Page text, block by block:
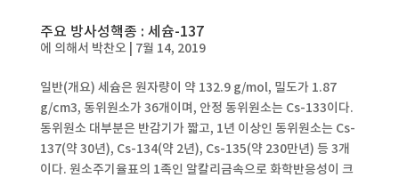
주요 방사성핵종 : 세슘-137
에 의해서 박찬오| 7월 14, 2019
일반(개요) 세슘은 원자량이 약 132.9 g/mol, 밀도가 1.87
g/cm3, 동위원소가 36개이며, 안정 동위원소는 Cs-133이다.
동위원소 대부분은 반감기가 짧고, 1년 이상인 동위원소는 Cs-
137(약 30년), Cs-134(약 2년), Cs-135(약 230만년) 등 3개
이다. 원소주기율표의 1족인 알칼리금속으로 화학반응성이 크